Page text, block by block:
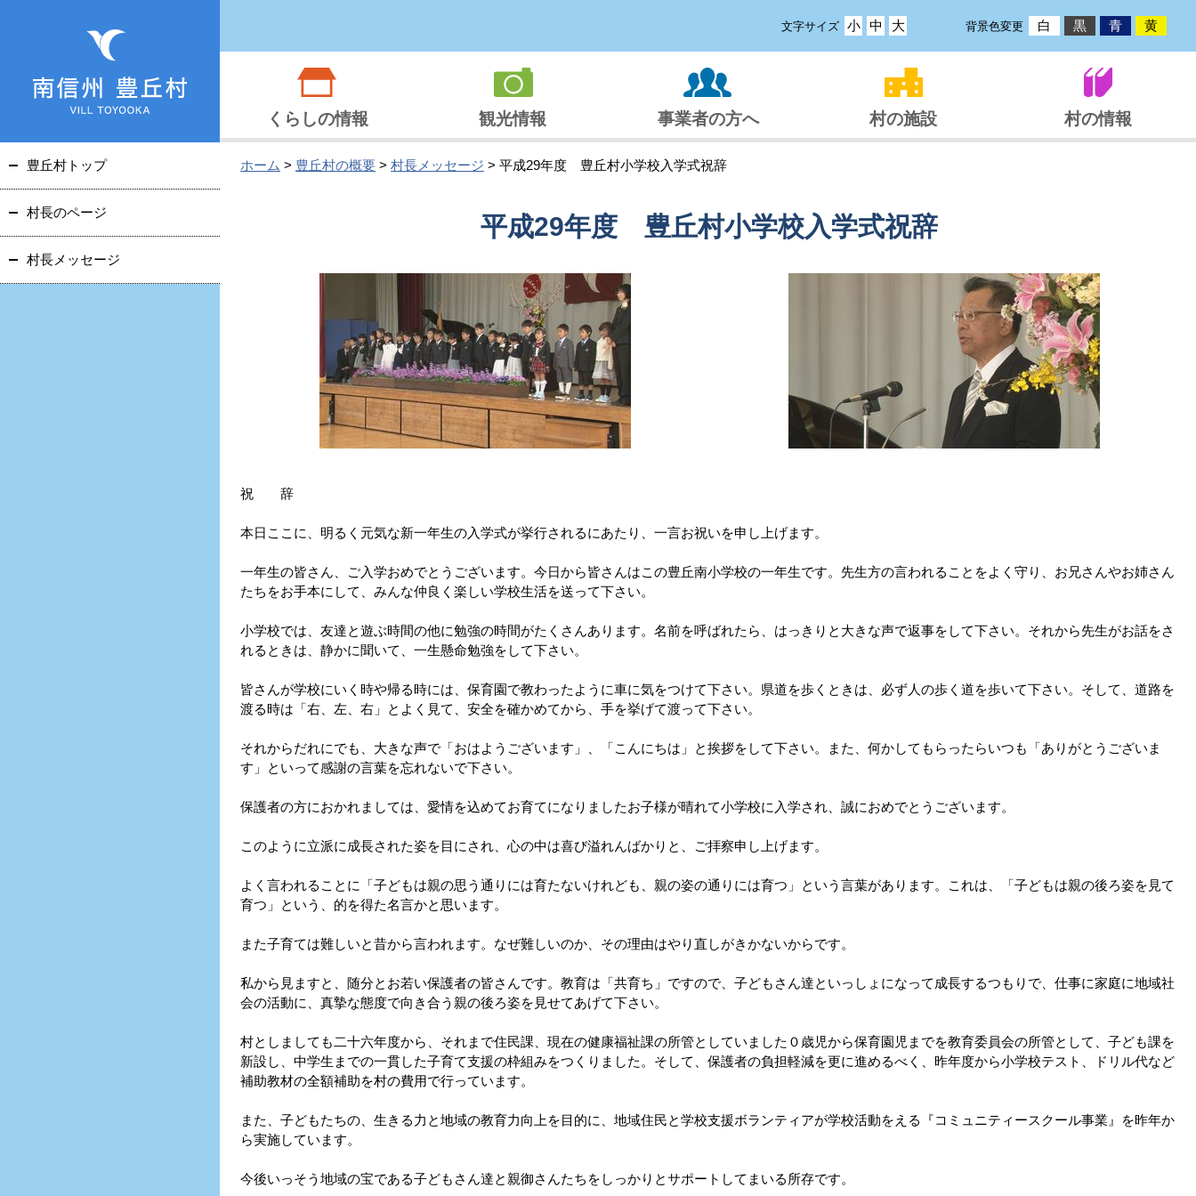
文字サイズ 小 中 大 背景色変更 白 黒 青 黄
くらしの情報 観光情報 事業者の方へ 村の施設 村の情報
ホーム > 豊丘村の概要 > 村長メッセージ > 平成29年度 豊丘村小学校入学式祝辞
平成29年度 豊丘村小学校入学式祝辞
祝 辞
本日ここに、明るく元気な新一年生の入学式が挙行されるにあたり、一言お祝いを申し上げます。
一年生の皆さん、ご入学おめでとうございます。今日から皆さんはこの豊丘南小学校の一年生です。先生方の言われることをよく守り、お兄さんやお姉さん
たちをお手本にして、みんな仲良く楽しい学校生活を送って下さい。
小学校では、友達と遊ぶ時間の他に勉強の時間がたくさんあります。名前を呼ばれたら、はっきりと大きな声で返事をして下さい。それから先生がお話をさ
れるときは、静かに聞いて、一生懸命勉強をして下さい。
皆さんが学校にいく時や帰る時には、保育園で教わったように車に気をつけて下さい。県道を歩くときは、必ず人の歩く道を歩いて下さい。そして、道路を
渡る時は「右、左、右」とよく見て、安全を確かめてから、手を挙げて渡って下さい。
それからだれにでも、大きな声で「おはようございます」、「こんにちは」と挨拶をして下さい。また、何かしてもらったらいつも「ありがとうございま
す」といって感謝の言葉を忘れないで下さい。
保護者の方におかれましては、愛情を込めてお育てになりましたお子様が晴れて小学校に入学され、誠におめでとうございます。
このように立派に成長された姿を目にされ、心の中は喜び溢れんばかりと、ご拝察申し上げます。
よく言われることに「子どもは親の思う通りには育たないけれども、親の姿の通りには育つ」という言葉があります。これは、「子どもは親の後ろ姿を見て
育つ」という、的を得た名言かと思います。
また子育ては難しいと昔から言われます。なぜ難しいのか、その理由はやり直しがきかないからです。
私から見ますと、随分とお若い保護者の皆さんです。教育は「共育ち」ですので、子どもさん達といっしょになって成長するつもりで、仕事に家庭に地域社
会の活動に、真摯な態度で向き合う親の後ろ姿を見せてあげて下さい。
村としましても二十六年度から、それまで住民課、現在の健康福祉課の所管としていました０歳児から保育園児までを教育委員会の所管として、子ども課を
新設し、中学生までの一貫した子育て支援の枠組みをつくりました。そして、保護者の負担軽減を更に進めるべく、昨年度から小学校テスト、ドリル代など
補助教材の全額補助を村の費用で行っています。
また、子どもたちの、生きる力と地域の教育力向上を目的に、地域住民と学校支援ボランティアが学校活動をえる『コミュニティースクール事業』を昨年か
ら実施しています。
今後いっそう地域の宝である子どもさん達と親御さんたちをしっかりとサポートしてまいる所存です。
豊丘村トップ
村長のページ
村長メッセージ